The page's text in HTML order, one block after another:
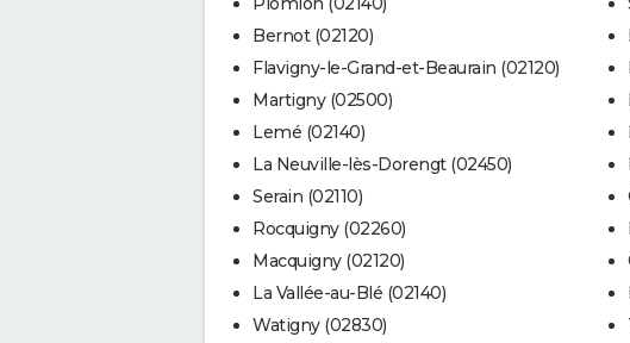
Bernot (02120)
Flavigny-le-Grand-et-Beaurain (02120)
Martigny (02500)
Lemé (02140)
La Neuville-lès-Dorengt (02450)
Serain (02110)
Rocquigny (02260)
Macquigny (02120)
La Vallée-au-Blé (02140)
Watigny (02830)